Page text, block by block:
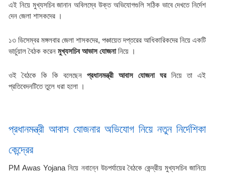
এই নিয়ে মুখ্যসচিব জানান অবিলম্বে উক্ত অভিযোগগুলি সঠিক ভাবে দেখতে নির্দেশ
দেন জেলা শাসকদের ।
১৩ ডিসেম্বর মঙ্গলবার জেলা শাসকদের, পঞ্চায়েত দপ্তরের আধিকারিকদের নিয়ে একটি
ভার্চুয়াল বৈঠক করেন মুখ্যসচিব আভাস যোজনা নিয়ে ।
ওই বৈঠকে কি কি বলেছেন প্রধানমন্ত্রী আবাস যোজনা ঘর নিয়ে তা এই
প্রতিবেদনটিতে তুলে ধরা হলো ।
প্রধানমন্ত্রী আবাস যোজনার অভিযোগ নিয়ে নতুন নির্দেশিকা
কেন্দ্রের
PM Awas Yojana নিয়ে নবান্নে উচপর্যায়ের বৈঠকে কেন্দ্রীয় মুখ্যসচিব জানিয়ে